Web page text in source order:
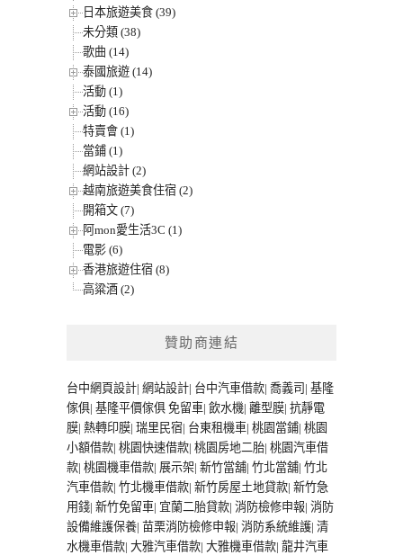
日本旅遊美食 (39)
未分類 (38)
歌曲 (14)
泰國旅遊 (14)
活動 (1)
活動 (16)
特賣會 (1)
當鋪 (1)
網站設計 (2)
越南旅遊美食住宿 (2)
開箱文 (7)
阿mon愛生活3C (1)
電影 (6)
香港旅遊住宿 (8)
高粱酒 (2)
贊助商連結
台中網頁設計| 網站設計| 台中汽車借款| 喬義司 | 基隆
傢俱| 基隆平價傢俱 免留車| 飲水機| 離型膜| 抗靜電
膜| 熱轉印膜| 瑞里民宿| 台東租機車| 桃園當鋪| 桃園
小額借款| 桃園快速借款| 桃園房地二胎| 桃園汽車借
款| 桃園機車借款| 展示架| 新竹當舖| 竹北當舖| 竹北
汽車借款| 竹北機車借款| 新竹房屋土地貸款| 新竹急
用錢| 新竹免留車| 宜蘭二胎貸款| 消防檢修申報| 消防
設備維護保養| 苗栗消防檢修申報| 消防系統維護| 清
水機車借款| 大雅汽車借款| 大雅機車借款| 龍井汽車